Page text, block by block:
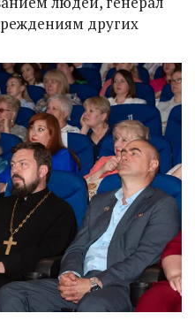
других